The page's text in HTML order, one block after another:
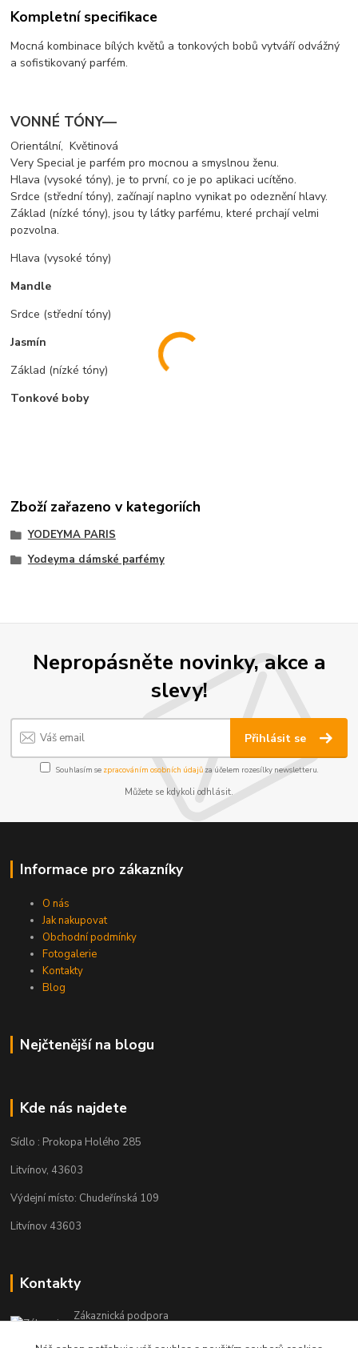
Kompletní specifikace
Mocná kombinace bílých květů a tonkových bobů vytváří odvážný
a sofistikovaný parfém.
VONNÉ TÓNY—
Orientální, Květinová
Very Special je parfém pro mocnou a smyslnou ženu.
Hlava (vysoké tóny), je to první, co je po aplikaci ucítěno.
Srdce (střední tóny), začínají naplno vynikat po odeznění hlavy.
Základ (nízké tóny), jsou ty látky parfému, které prchají velmi
pozvolna.
Hlava (vysoké tóny)
Mandle
Srdce (střední tóny)
Jasmín
Základ (nízké tóny)
Tonkové boby
Zboží zařazeno v kategoriích
YODEYMA PARIS
Yodeyma dámské parfémy
Nepropásněte novinky, akce a
slevy!
Přihlásit se
Souhlasím se zpracováním osobních údajůza účelem rozesílky newsletteru.
Můžete se kdykoli odhlásit.
Informace pro zákazníky
O nás
Jak nakupovat
Obchodní podmínky
Fotogalerie
Kontakty
Blog
Nejčtenější na blogu
Kde nás najdete
Sídlo : Prokopa Holého 285
Litvínov, 43603
Výdejní místo: Chudeřínská 109
Litvínov 43603
Kontakty
Zákaznická podpora